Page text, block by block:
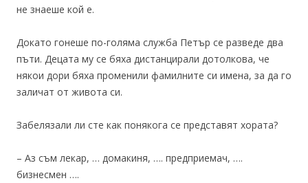
не знаеше кой е.
Докато гонеше по-голяма служба Петър се разведе два
пъти. Децата му се бяха дистанцирали дотолкова, че
някои дори бяха променили фамилните си имена, за да го
заличат от живота си.
Забелязали ли сте как понякога се представят хората?
– Аз съм лекар, … домакиня, …. предприемач, ….
бизнесмен ….